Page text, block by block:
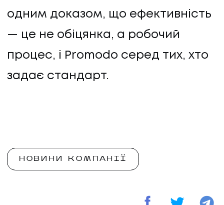
одним доказом, що ефективність
— це не обіцянка, а робочий
процес, і Promodo серед тих, хто
задає стандарт.
НОВИНИ КОМПАНІЇ